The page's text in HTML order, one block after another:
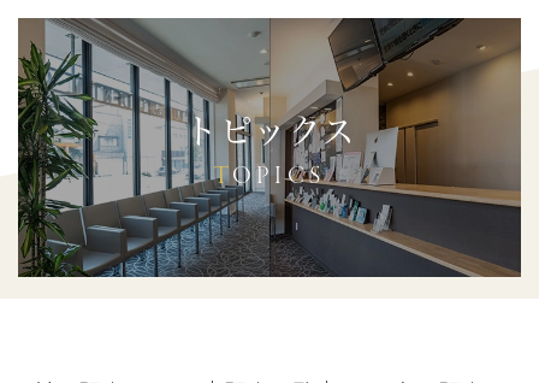
トピックス
TOPICS